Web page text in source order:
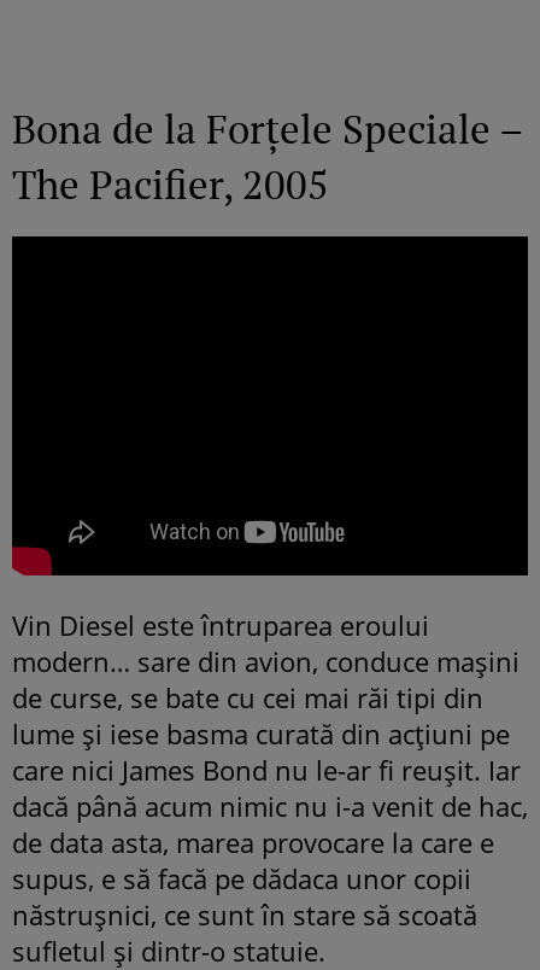
Bona de la Forțele Speciale –
The Pacifier, 2005
Vin Diesel este întruparea eroului
modern… sare din avion, conduce mașini
de curse, se bate cu cei mai răi tipi din
lume și iese basma curată din acțiuni pe
care nici James Bond nu le-ar fi reușit. Iar
dacă până acum nimic nu i-a venit de hac,
de data asta, marea provocare la care e
supus, e să facă pe dădaca unor copii
năstrușnici, ce sunt în stare să scoată
sufletul și dintr-o statuie.